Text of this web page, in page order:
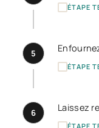
ÉTAPE
5
ÉTAPE
6 Laissez
ÉTAPE